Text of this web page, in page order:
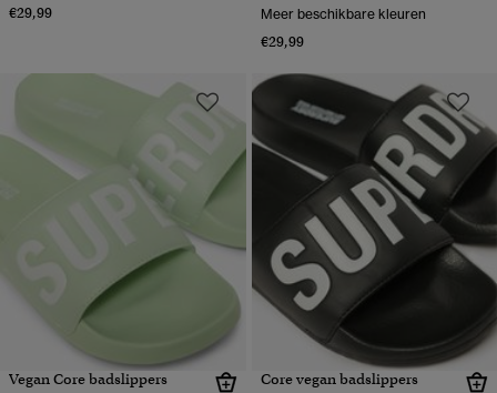
€29,99 Meer beschikbare kleuren
€29,99
Vegan Core badslippers
Core vegan badslippers